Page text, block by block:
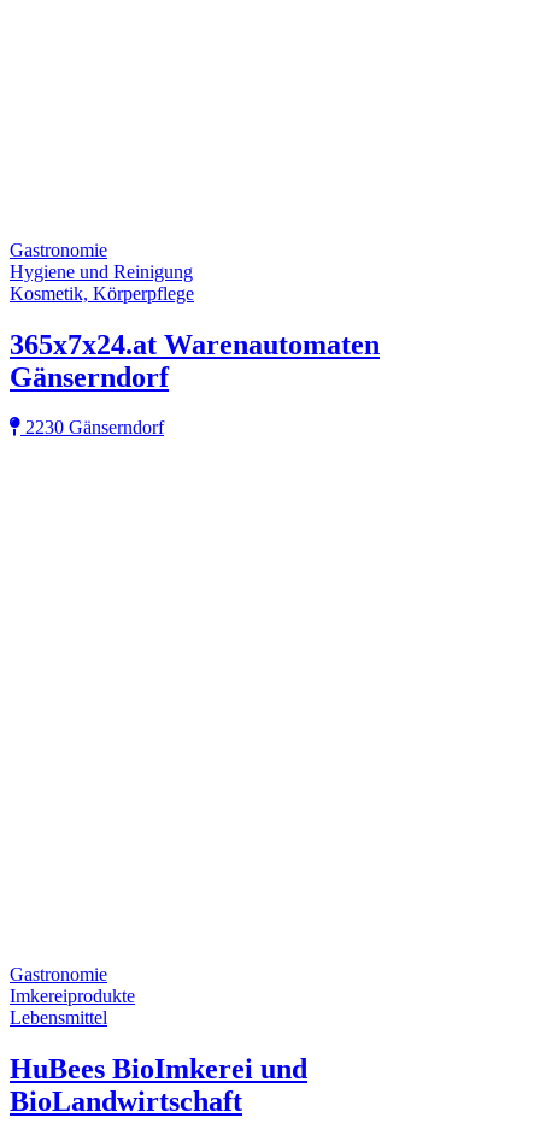
Gastronomie
Hygiene und Reinigung
Kosmetik, Körperpflege
365x7x24.at Warenautomaten
Gänserndorf
2230 Gänserndorf
Gastronomie
Imkereiprodukte
Lebensmittel
HuBees BioImkerei und
BioLandwirtschaft